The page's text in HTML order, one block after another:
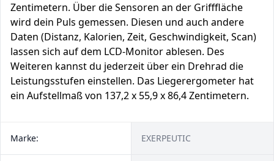
Zentimetern. Über die Sensoren an der Grifffläche
wird dein Puls gemessen. Diesen und auch andere
Daten (Distanz, Kalorien, Zeit, Geschwindigkeit, Scan)
lassen sich auf dem LCD-Monitor ablesen. Des
Weiteren kannst du jederzeit über ein Drehrad die
Leistungsstufen einstellen. Das Liegerergometer hat
ein Aufstellmaß von 137,2 x 55,9 x 86,4 Zentimetern.
Marke: EXERPEUTIC